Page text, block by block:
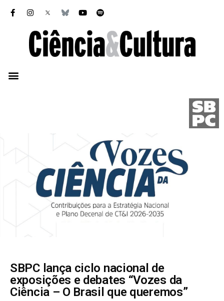
SBPC lança ciclo nacional de
exposições e debates “Vozes da
Ciência – O Brasil que queremos”